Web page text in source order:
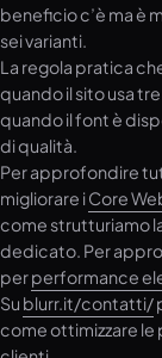
beneficio c’è ma è
sei varianti.
La regola pratica
quando il sito usa
quando il font è
di qualità.
Per approfondire
migliorare iCore
come strutturiamo
dedicato. Per
perperformance
Su blurr.it/contatti/
come ottimizzare le